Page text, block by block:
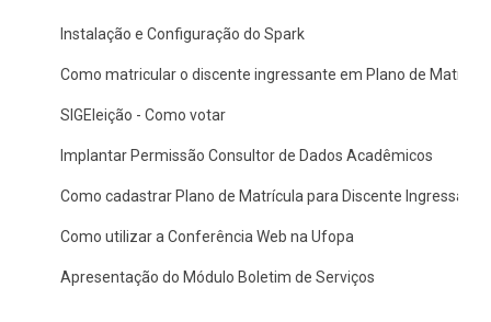
Instalação e Configuração do Spark
Como matricular o discente ingressante em Plano de
SIGEleição - Como votar
Implantar Permissão Consultor de Dados Acadêmicos
Como cadastrar Plano de Matrícula para Discente Ingressante
Como utilizar a Conferência Web na Ufopa
Apresentação do Módulo Boletim de Serviços